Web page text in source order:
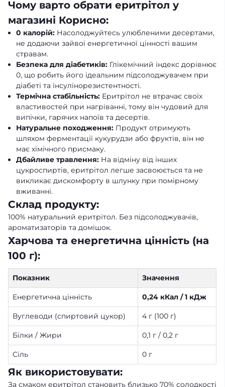
Чому варто обрати еритрітол у
магазині Корисно:
0 калорій: Насолоджуйтесь улюбленими десертами,
не додаючи зайвої енергетичної цінності вашим
стравам.
Безпека для діабетиків: Глікемічний індекс дорівнює
0, що робить його ідеальним підсолоджувачем при
діабеті та інсулінорезистентності.
Термічна стабільність: Еритрітол не втрачає своїх
властивостей при нагріванні, тому він чудовий для
випічки, гарячих напоїв та десертів.
Натуральне походження: Продукт отримують
шляхом ферментації кукурудзи або фруктів, він не
має хімічного присмаку.
Дбайливе травлення: На відміну від інших
цукроспиртів, еритрітол легше засвоюється та не
викликає дискомфорту в шлунку при помірному
вживанні.
Склад продукту:
100% натуральний еритрітол. Без підсолоджувачів,
ароматизаторів та домішок.
Харчова та енергетична цінність (на
100 г):
Показник Значення
Енергетична цінність 0,24 кКал / 1 кДж
Вуглеводи (спиртовий цукор) 4 г (100 г)
Білки / Жири 0,1 г / 0,2 г
Сіль 0 г
Як використовувати:
За смаком еритрітол становить близько 70% солодкості